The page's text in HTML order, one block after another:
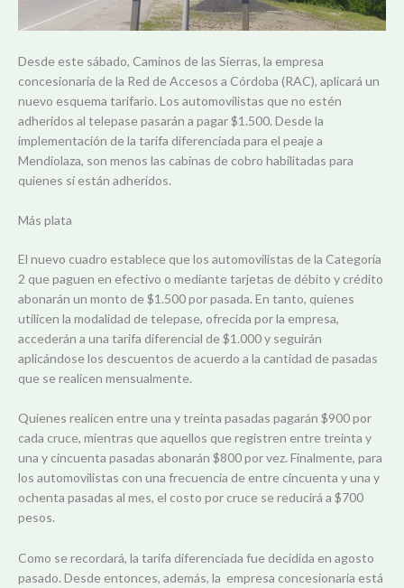
Desde este sábado, Caminos de las Sierras, la empresa
concesionaria de la Red de Accesos a Córdoba (RAC), aplicará un
nuevo esquema tarifario. Los automovilistas que no estén
adheridos al telepase pasarán a pagar $1.500. Desde la
implementación de la tarifa diferenciada para el peaje a
Mendiolaza, son menos las cabinas de cobro habilitadas para
quienes sí están adheridos.
Más plata
El nuevo cuadro establece que los automovilistas de la Categoría
2 que paguen en efectivo o mediante tarjetas de débito y crédito
abonarán un monto de $1.500 por pasada. En tanto, quienes
utilicen la modalidad de telepase, ofrecida por la empresa,
accederán a una tarifa diferencial de $1.000 y seguirán
aplicándose los descuentos de acuerdo a la cantidad de pasadas
que se realicen mensualmente.
Quienes realicen entre una y treinta pasadas pagarán $900 por
cada cruce, mientras que aquellos que registren entre treinta y
una y cincuenta pasadas abonarán $800 por vez. Finalmente, para
los automovilistas con una frecuencia de entre cincuenta y una y
ochenta pasadas al mes, el costo por cruce se reducirá a $700
pesos.
Como se recordará, la tarifa diferenciada fue decidida en agosto
pasado. Desde entonces, además, la empresa concesionaria está